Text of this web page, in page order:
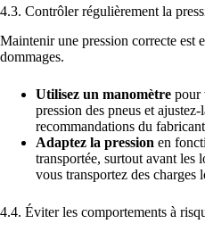
4.3. Contrôler régulièrement la
Maintenir une pression correcte est
dommages.
Utilisez un manomètre pour
pression des pneus et
recommandations du
Adaptez la pression en
transportée, surtout avant les
vous transportez des charges
4.4. Éviter les comportements à